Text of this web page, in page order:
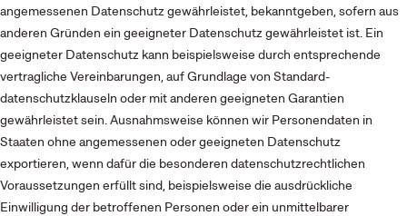
angemessenen Datenschutz gewährleistet, bekanntgeben, sofern aus
anderen Gründen ein geeigneter Datenschutz gewährleistet ist. Ein
geeigneter Datenschutz kann beispielsweise durch entsprechende
vertragliche Vereinbarungen, auf Grundlage von Standard­
datenschutzklauseln oder mit anderen geeigneten Garantien
gewährleistet sein. Ausnahmsweise können wir Personendaten in
Staaten ohne angemessenen oder geeigneten Datenschutz
exportieren, wenn dafür die besonderen datenschutz­rechtlichen
Voraussetzungen erfüllt sind, beispielsweise die ausdrückliche
Einwilligung der betroffenen Personen oder ein unmittelbarer